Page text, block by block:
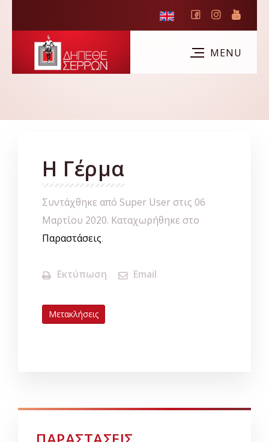
Η Γέρμα
Συντάχθηκε από Super User στις 06
Μαρτίου 2020. Καταχωρήθηκε στο
Παραστάσεις.
Εκτύπωση Email
Μετακλήσεις